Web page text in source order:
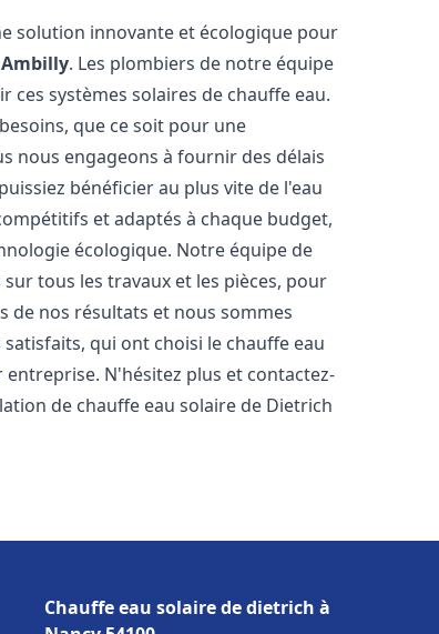
solution innovante et écologique pour
Ambilly. Les plombiers de notre équipe
systèmes solaires de chauffe eau.
que ce soit pour une
nous engageons à fournir des délais
bénéficier au plus vite de l'eau
et adaptés à chaque budget,
écologique. Notre équipe de
tous les travaux et les pièces, pour
de nos résultats et nous sommes
qui ont choisi le chauffe eau
N'hésitez plus et contactez-
de chauffe eau solaire de Dietrich
Chauffe eau solaire de dietrich à